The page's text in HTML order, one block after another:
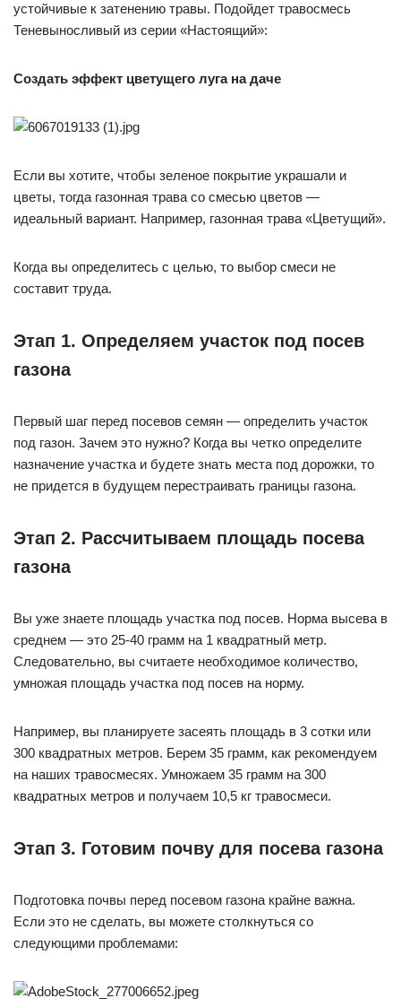
устойчивые к затенению травы. Подойдет травосмесь
Теневыносливый из серии «Настоящий»:
Создать эффект цветущего луга на даче
Если вы хотите, чтобы зеленое покрытие украшали и
цветы, тогда газонная трава со смесью цветов —
идеальный вариант. Например, газонная трава «Цветущий».
Когда вы определитесь с целью, то выбор смеси не
составит труда.
Этап 1. Определяем участок под посев
газона
Первый шаг перед посевов семян — определить участок
под газон. Зачем это нужно? Когда вы четко определите
назначение участка и будете знать места под дорожки, то
не придется в будущем перестраивать границы газона.
Этап 2. Рассчитываем площадь посева
газона
Вы уже знаете площадь участка под посев. Норма высева в
среднем — это 25-40 грамм на 1 квадратный метр.
Следовательно, вы считаете необходимое количество,
умножая площадь участка под посев на норму.
Например, вы планируете засеять площадь в 3 сотки или
300 квадратных метров. Берем 35 грамм, как рекомендуем
на наших травосмесях. Умножаем 35 грамм на 300
квадратных метров и получаем 10,5 кг травосмеси.
Этап 3. Готовим почву для посева газона
Подготовка почвы перед посевом газона крайне важна.
Если это не сделать, вы можете столкнуться со
следующими проблемами: